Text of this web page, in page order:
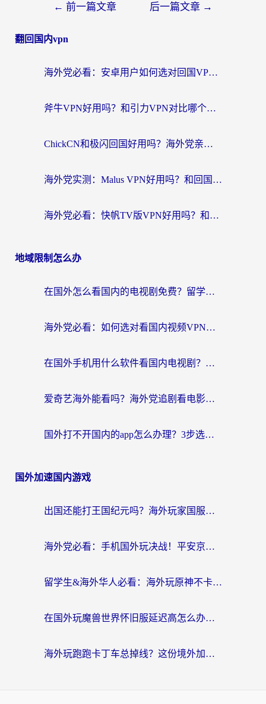
← 前一篇文章 后一篇文章 →
翻回国内vpn
海外党必看：安卓用户如何选对回国VPN？从踩坑到无缝访问的全攻略
斧牛VPN好用吗？和引力VPN对比哪个回国效果更好？海外党亲测3款加速器+避坑指南
ChickCN和极闪回国好用吗？海外党亲测3款加速器，教你选对不踩坑
海外党实测：Malus VPN好用吗？和回国VPN对比哪个回国效果更好？附真实体验与加速器推荐
海外党必看：快帆TV版VPN好用吗？和豌豆IP VPN对比哪个回国效果更好？附真实体验与选择指南
地域限制怎么办
在国外怎么看国内的电视剧免费？留学生亲测有效的回国加速器选择指南
海外党必看：如何选对看国内视频VPN，轻松解决12123登录难题？
在国外手机用什么软件看国内电视剧？海外党亲测的实用指南
爱奇艺海外能看吗？海外党追剧看电影的终极回国加速器指南
国外打不开国内的app怎么办理？3步选对加速器，刷剧办业务都不愁
国外加速国内游戏
出国还能打王国纪元吗？海外玩家国服游戏畅玩终极指南
海外党必看：手机国外玩决战！平安京加速器推荐——解决延迟卡顿的终极方案
留学生&海外华人必看：海外玩原神不卡顿的秘密——原神加速器选择与使用全攻略
在国外玩魔兽世界怀旧服延迟高怎么办？老玩家亲测有效的加速器选择指南
海外玩跑跑卡丁车总掉线？这份境外加速指南帮你零延迟漂移！